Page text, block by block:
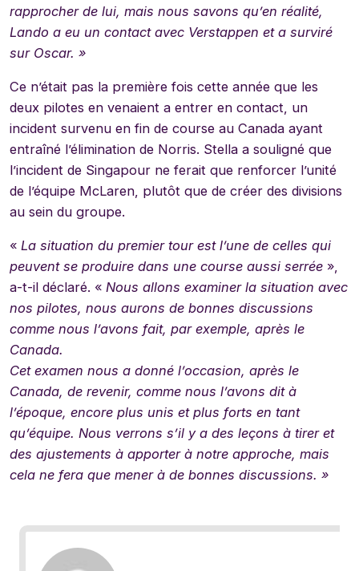
rapprocher de lui, mais nous savons qu’en réalité,
Lando a eu un contact avec Verstappen et a surviré
sur Oscar. »
Ce n’était pas la première fois cette année que les
deux pilotes en venaient a entrer en contact, un
incident survenu en fin de course au Canada ayant
entraîné l’élimination de Norris. Stella a souligné que
l’incident de Singapour ne ferait que renforcer l’unité
de l’équipe McLaren, plutôt que de créer des divisions
au sein du groupe.
« La situation du premier tour est l’une de celles qui
peuvent se produire dans une course aussi serrée »,
a-t-il déclaré. « Nous allons examiner la situation avec
nos pilotes, nous aurons de bonnes discussions
comme nous l’avons fait, par exemple, après le
Canada.
Cet examen nous a donné l’occasion, après le
Canada, de revenir, comme nous l’avons dit à
l’époque, encore plus unis et plus forts en tant
qu’équipe. Nous verrons s’il y a des leçons à tirer et
des ajustements à apporter à notre approche, mais
cela ne fera que mener à de bonnes discussions. »